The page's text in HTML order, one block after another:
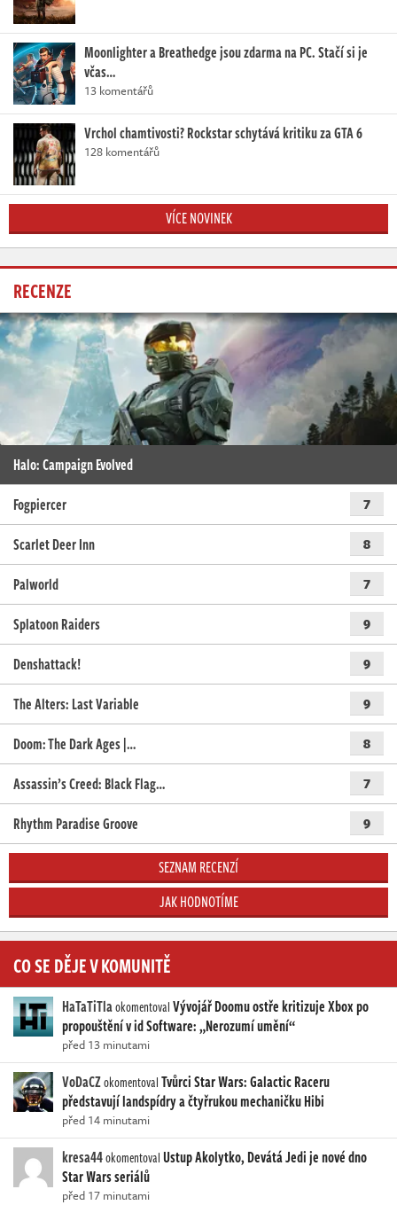
Moonlighter a Breathedge jsou zdarma na PC. Stačí si je
včas…
13 komentářů
Vrchol chamtivosti? Rockstar schytává kritiku za GTA 6
128 komentářů
VÍCE NOVINEK
RECENZE
Halo: Campaign Evolved
Fogpiercer
7
Scarlet Deer Inn 8
Palworld 7
Splatoon Raiders 9
Denshattack! 9
The Alters: Last Variable 9
Doom: The Dark Ages |… 8
Assassin’s Creed: Black Flag… 7
Rhythm Paradise Groove 9
SEZNAM RECENZÍ
JAK HODNOTÍME
CO SE DĚJE V KOMUNITĚ
HaTaTiTlaokomentovalVývojář Doomu ostře kritizuje Xbox po
propouštění v id Software: „Nerozumí umění“
před 13 minutami
VoDaCZokomentovalTvůrci Star Wars: Galactic Raceru
představují landspídry a čtyřrukou mechaničku Hibi
před 14 minutami
kresa44okomentovalUstup Akolytko, Devátá Jedi je nové dno
Star Wars seriálů
před 17 minutami